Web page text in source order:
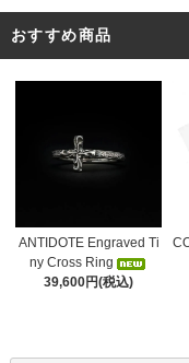
おすすめ商品
ANTIDOTE Engraved Ti
ny Cross Ring
39,600円(税込)